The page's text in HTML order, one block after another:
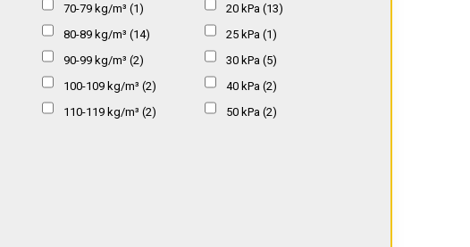
70-79 kg/m³ (1)
80-89 kg/m³ (14)
90-99 kg/m³ (2)
100-109 kg/m³ (2)
110-119 kg/m³ (2)
20 kPa (13)
25 kPa (1)
30 kPa (5)
40 kPa (2)
50 kPa (2)